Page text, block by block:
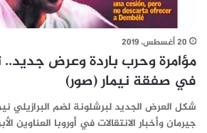
20 أغسطس، 2019
مؤامرة وحرب باردة وعرض جديد..
في صفقة نيمار (صور)
شكل العرض الجديد لبرشلونة لضم البرازيلي
جيرمان وأخبار الانتقالات في أوروبا العناوين